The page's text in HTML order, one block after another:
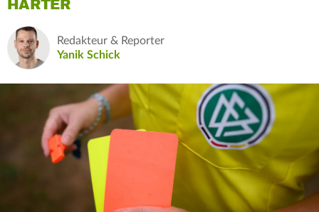
HÄRTER
Redakteur & Reporter
Yanik Schick